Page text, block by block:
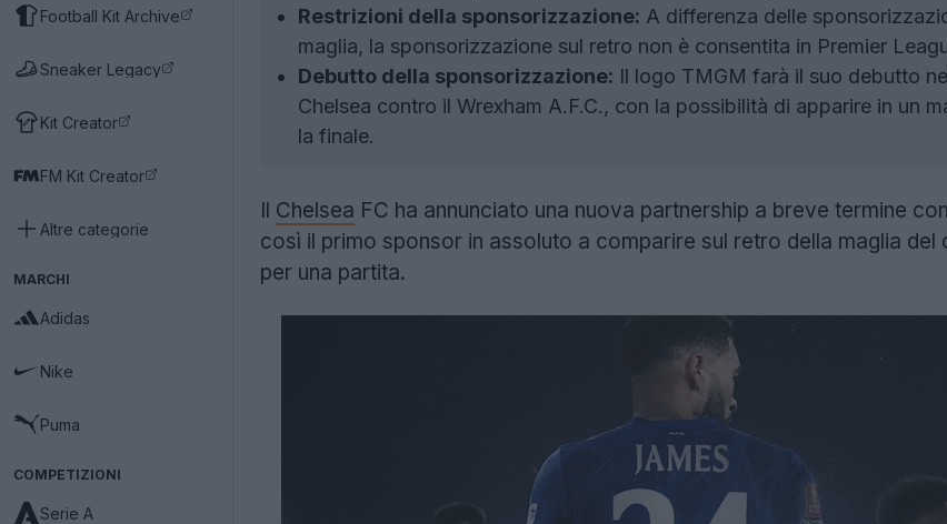
Football Kit Archive
Sneaker Legacy
Kit Creator
FM Kit Creator
Altre categorie
MARCHI
Adidas
Nike
Puma
COMPETIZIONI
Serie A
Restrizioni della sponsorizzazione: A differenza delle
maglia, la sponsorizzazione sul retro non è consentita in Premier
Debutto della sponsorizzazione: Il logo TMGM farà il suo debutto
Chelsea contro il Wrexham A.F.C., con la possibilità di apparire in un
la finale.
Il Chelsea FC ha annunciato una nuova partnership a breve termine
così il primo sponsor in assoluto a comparire sul retro della maglia
per una partita.